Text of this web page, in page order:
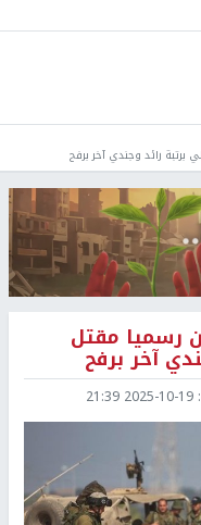
برتبة رائد وجندي آخر برفح
رسميا مقتل
آخر برفح
2025-10-19 21:39